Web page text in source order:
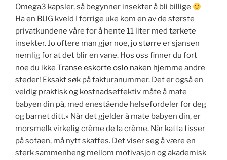
Omega3 kapsler, så begynner insekter å bli billige
Ha en BUG kveld I forrige uke kom en av de største
privatkundene våre for å hente 11 liter med tørkete
insekter. Jo oftere man gjør noe, jo større er sjansen
nemlig for at det blir en vane. Hos oss finner du fort
noe du ikke Transe eskorte oslo naken hjemmeandre
steder! Eksakt søk på fakturanummer. Det er også en
veldig praktisk og kostnadseffektiv måte å mate
babyen din på, med enestående helsefordeler for deg
og barnet ditt.» Når det gjelder å mate babyen din, er
morsmelk virkelig crème de la crème. Når katta tisser
på sofaen, må nytt skaffes. Det viser seg å være en
sterk sammenheng mellom motivasjon og akademisk